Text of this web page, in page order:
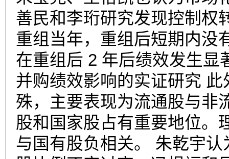
善民和李珩研究发现控制权
重组当年，重组后短期内没
在重组后 2 年后绩效发生显
并购绩效影响的实证研究
殊，主要表现为流通股与非
股和国家股占有重要地位。
与国有股负相关。 朱乾宇